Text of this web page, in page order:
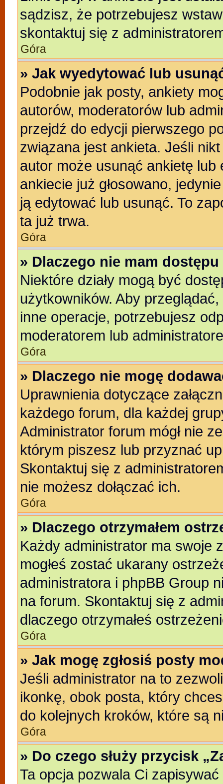
sądzisz, że potrzebujesz
skontaktuj się z
Góra
» Jak wyedytować lub
Podobnie jak posty, ankiety
autorów, moderatorów lub
przejdź do edycji pierwszego
związana jest ankieta. Jeśli
autor może usunąć ankietę
ankiecie już głosowano,
ją edytować lub usunąć. To
ta już trwa.
Góra
» Dlaczego nie mam dostępu
Niektóre działy mogą być
użytkowników. Aby
inne operacje, potrzebujesz
moderatorem lub
Góra
» Dlaczego nie mogę
Uprawnienia dotyczące
każdego forum, dla każdej
Administrator forum mógł nie
którym piszesz lub przyznać
Skontaktuj się z
nie możesz dołączać ich.
Góra
» Dlaczego otrzymałem
Każdy administrator ma swoje
mogłeś zostać ukarany
administratora i phpBB Group
na forum. Skontaktuj się z
dlaczego otrzymałeś
Góra
» Jak mogę zgłosiś posty
Jeśli administrator na to
ikonkę, obok posta, który
do kolejnych kroków, które są
Góra
» Do czego służy przycisk
Ta opcja pozwala Ci